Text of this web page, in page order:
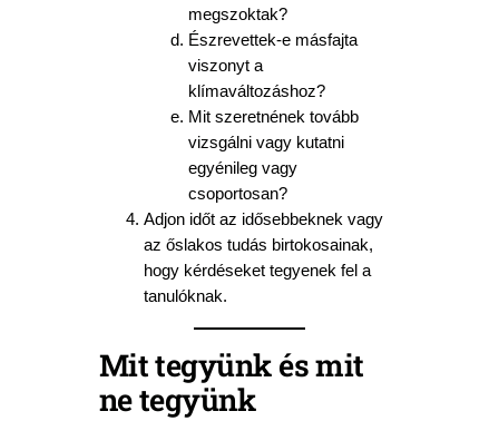
megszoktak?
Észrevettek-e másfajta
viszonyt a
klímaváltozáshoz?
Mit szeretnének tovább
vizsgálni vagy kutatni
egyénileg vagy
csoportosan?
Adjon időt az idősebbeknek vagy
az őslakos tudás birtokosainak,
hogy kérdéseket tegyenek fel a
tanulóknak.
Mit tegyünk és mit
ne tegyünk